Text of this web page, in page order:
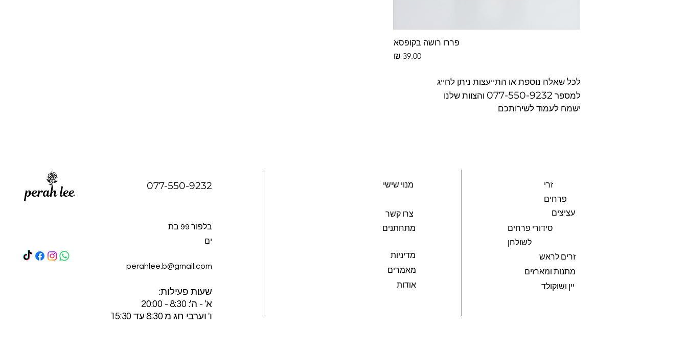
פררו רושה בקופסא
מחיר
לכל שאלה נוספת או התייעצות ניתן לחייג
למספר 077-550-9232 והצוות שלנו
ישמח לעמוד לשירותכם
077-550-9232
בלפור 99 בת
ים
perahlee.b@gmail.com
:שעות פעילות
א' - ה': 8:30 - 20:00
ו' וערבי חג מ 8:30 עד 15:30
מנוי שישי
צרו קשר
מתחתנים
מדיניות
מאמרים
אודות
זרי
פרחים
עציצים
סידורי פרחים
לשולחן
זרים לראש
מתנות ומארזים
יין ושוקולד